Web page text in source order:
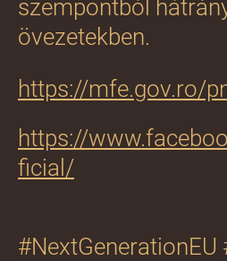
szempontból
övezetekben.
https://mfe.gov.ro/
https://
ficial/
#NextGenerationEU